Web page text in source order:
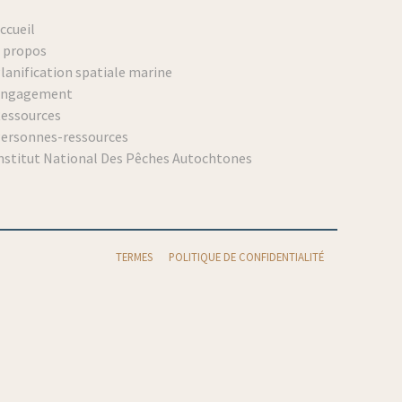
propos
spatiale marine
ressources
National Des Pêches Autochtones
TERMES POLITIQUE DE CONFIDENTIALITÉ